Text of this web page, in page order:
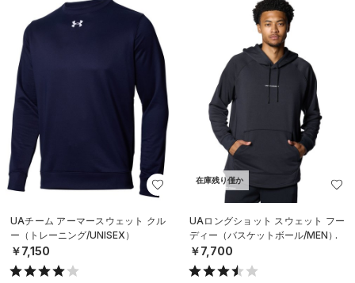
UAチーム アーマースウェット クル
ー（トレーニング/UNISEX）
￥7,150
在庫残り僅か
UAロングショット スウェット フー
ディー（バスケットボール/MEN）
￥7,700